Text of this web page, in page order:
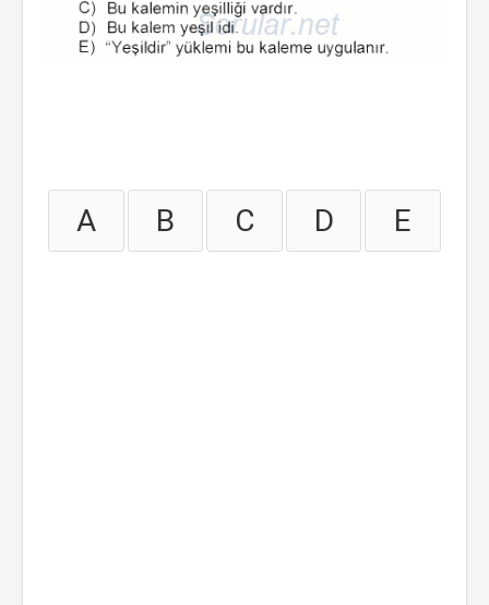
A B C D E